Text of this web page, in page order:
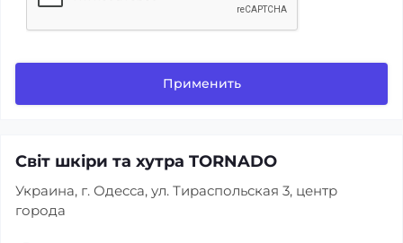
Применить
Світ шкіри та хутра TORNADO
Украина, г. Одесса, ул. Тираспольская 3, центр
города